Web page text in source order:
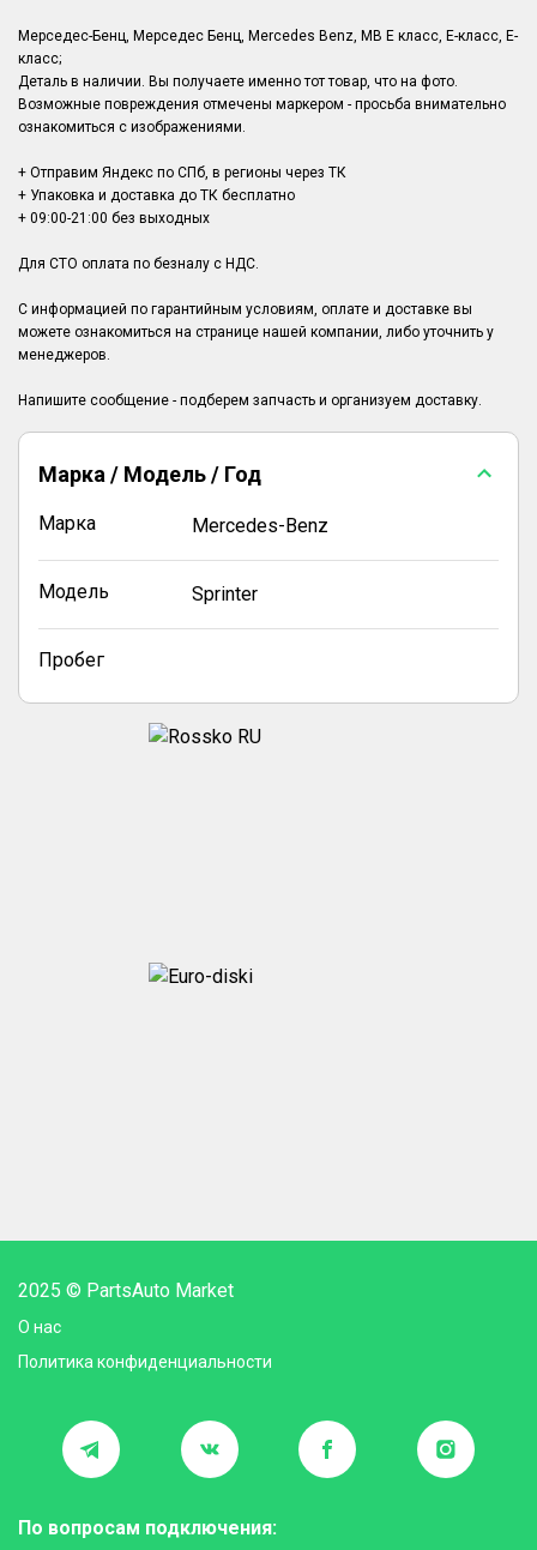
Мерседес-Бенц, Мерседес Бенц, Mercedes Benz, MB Е класс, Е-класс, E-
класс;
Деталь в наличии. Вы получаете именно тот товар, что на фото.
Возможные повреждения отмечены маркером - просьба внимательно
ознакомиться с изображениями.
+ Отправим Яндекс по СПб, в регионы через ТК
+ Упаковка и доставка до ТК бесплатно
+ 09:00-21:00 без выходных
Для СТО оплата по безналу с НДС.
С информацией по гарантийным условиям, оплате и доставке вы
можете ознакомиться на странице нашей компании, либо уточнить у
менеджеров.
Марка / Модель / Год
Марка Mercedes-Benz
Модель Sprinter
Пробег
2025 © PartsAuto Market
О нас
Политика конфиденциальности
По вопросам подключения: